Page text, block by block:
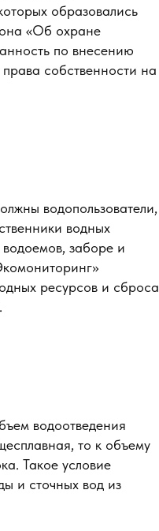
образовались
«Об охране
по внесению
собственности на
водопользователи,
водных
заборе и
ресурсов и сброса
водоотведения
то к объему
Такое условие
и сточных вод из